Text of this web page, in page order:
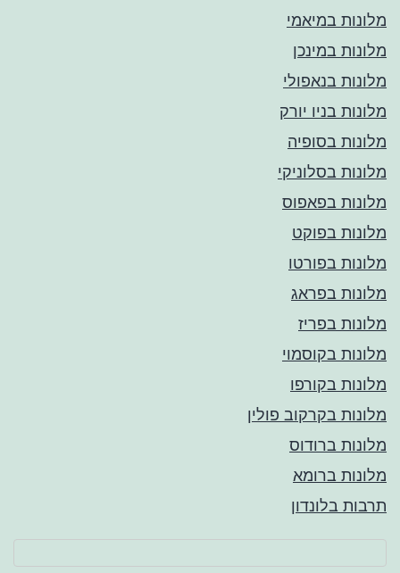
מלונות במיאמי
מלונות במינכן
מלונות בנאפולי
מלונות בניו יורק
מלונות בסופיה
מלונות בסלוניקי
מלונות בפאפוס
מלונות בפוקט
מלונות בפורטו
מלונות בפראג
מלונות בפריז
מלונות בקוסמוי
מלונות בקורפו
מלונות בקרקוב פולין
מלונות ברודוס
מלונות ברומא
תרבות בלונדון